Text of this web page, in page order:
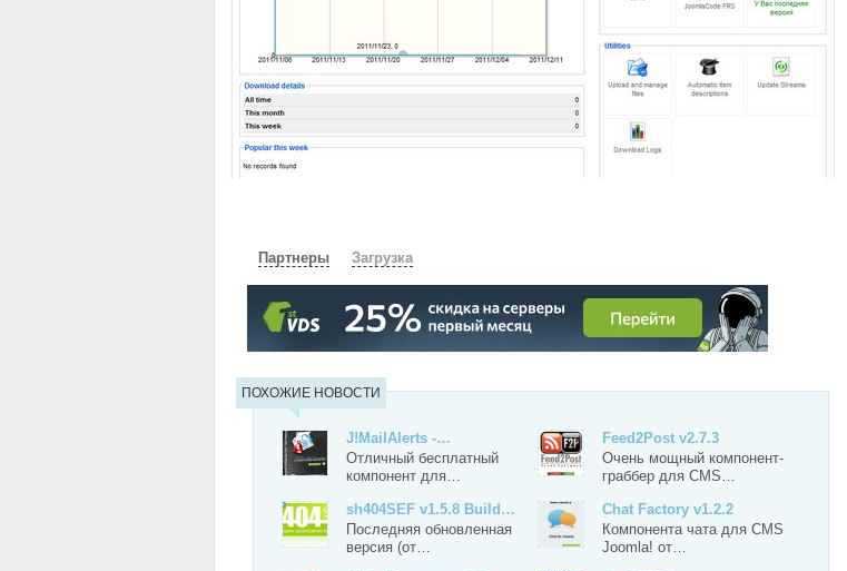
Партнеры Загрузка
СКАЧАТЬ ЗЕРКАЛО ЗЕРКАЛО №2
ПОХОЖИЕ НОВОСТИ
J!MailAlerts -…
Отличный бесплатный
компонент для…
Feed2Post v2.7.3
Очень мощный компонент-
граббер для CMS…
sh404SEF v1.5.8 Build…
Последняя обновленная
версия (от…
Chat Factory v1.2.2
Компонента чата для CMS
Joomla! от…